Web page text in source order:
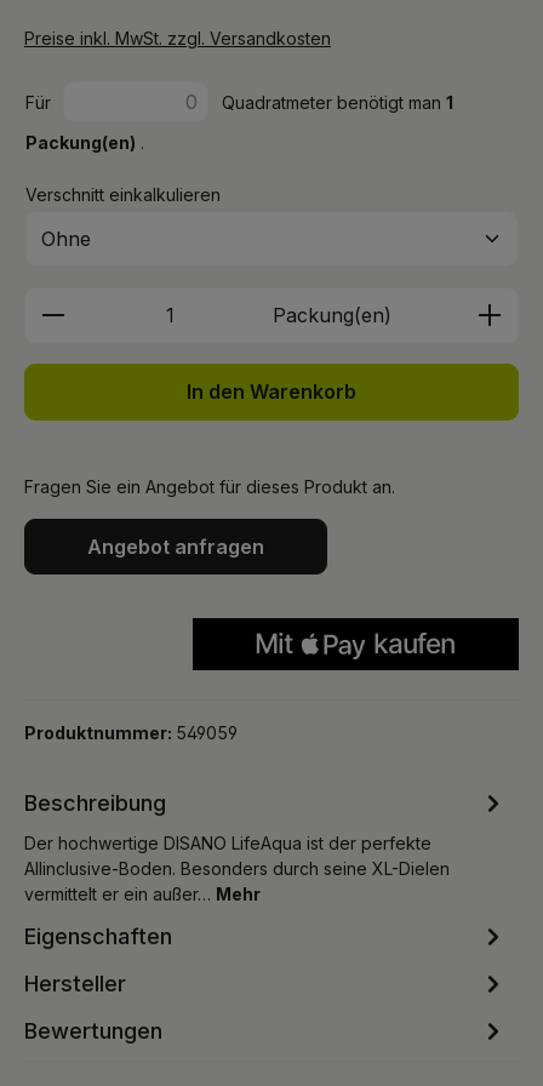
Preise inkl. MwSt. zzgl. Versandkosten
Für Quadratmeter benötigt man 1
Packung(en) .
Verschnitt einkalkulieren
Produkt Anzahl: Gib den
Packung(en)
In den Warenkorb
Fragen Sie ein Angebot für dieses Produkt an.
Angebot anfragen
Produktnummer: 549059
Beschreibung
Der hochwertige DISANO LifeAqua ist der perfekte
Allinclusive-Boden. Besonders durch seine XL-Dielen
vermittelt er ein außer… Mehr
Eigenschaften
Hersteller
Bewertungen